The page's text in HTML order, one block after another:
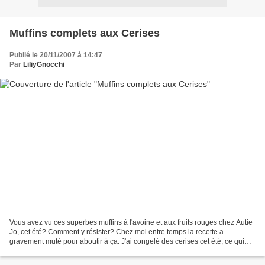
Muffins complets aux Cerises
Publié le 20/11/2007 à 14:47
Par LiliyGnocchi
Vous avez vu ces superbes muffins à l'avoine et aux fruits rouges chez Autie
Jo, cet été? Comment y résister? Chez moi entre temps la recette a
gravement muté pour aboutir à ça: J'ai congelé des cerises cet été, ce qui